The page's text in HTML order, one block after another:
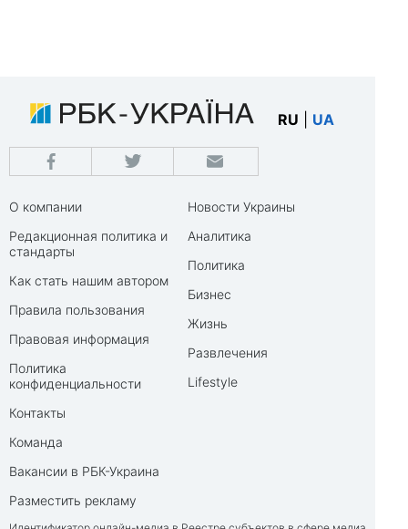
RU UA
О компании
Редакционная политика и
стандарты
Как стать нашим автором
Правила пользования
Правовая информация
Политика
конфиденциальности
Контакты
Команда
Вакансии в РБК-Украина
Разместить рекламу
Новости Украины
Аналитика
Политика
Бизнес
Жизнь
Развлечения
Lifestyle